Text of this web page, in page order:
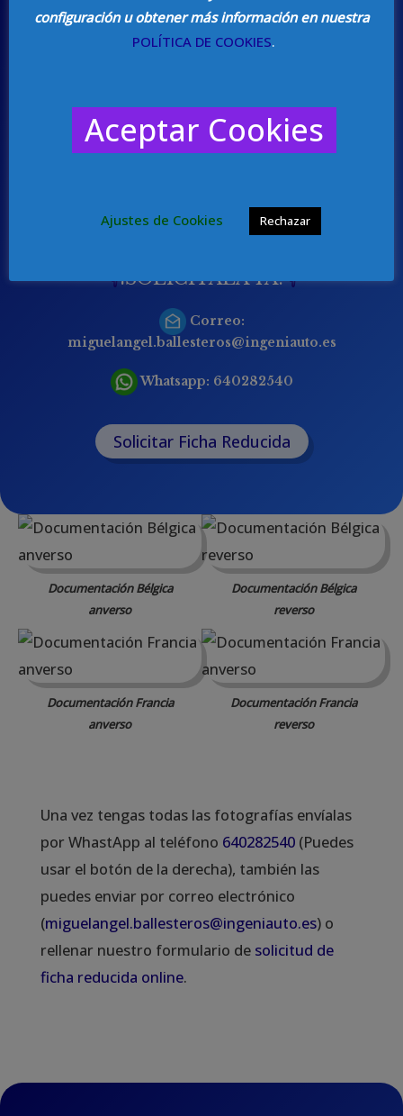
¡Contáctanos!
compromiso y te asesoramos de forma
personalizada.
INGENIAUTO.ES
👇¡SOLICÍTALA YA!👇
Correo:
miguelangel.ballesteros@ingeniauto.es
Whatsapp: 640282540
Solicitar Ficha Reducida
Documentación Bélgica
anverso
Documentación Bélgica
reverso
Documentación Francia
anverso
Documentación Francia
reverso
Una vez tengas todas las fotografías envíalas
por WhastApp al teléfono 640282540(Puedes
usar el botón de la derecha), también las
puedes enviar por correo electrónico
(miguelangel.ballesteros@ingeniauto.es) o
rellenar nuestro formulario de solicitud de
ficha reducida online.
configuración u obtener más información en nuestra
POLÍTICA DE COOKIES.
Aceptar Cookies
Ajustes de Cookies Rechazar